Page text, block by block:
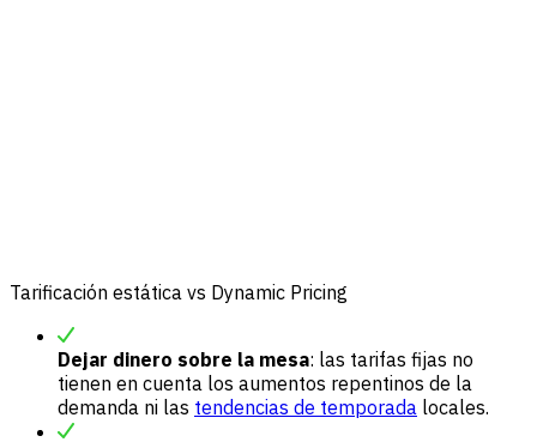
Tarificación estática vs Dynamic Pricing
Dejar dinero sobre la mesa: las tarifas fijas no
tienen en cuenta los aumentos repentinos de la
demanda ni las tendencias de temporada locales.